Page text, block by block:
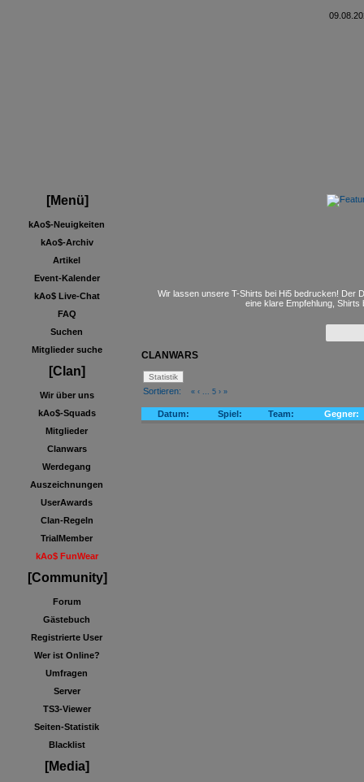
[Menü]
kAo$-Neuigkeiten
kAo$-Archiv
Artikel
Event-Kalender
kAo$ Live-Chat
FAQ
Suchen
Mitglieder suche
[Clan]
Wir über uns
kAo$-Squads
Mitglieder
Clanwars
Werdegang
Auszeichnungen
UserAwards
Clan-Regeln
TrialMember
kAo$ FunWear
[Community]
Forum
Gästebuch
Registrierte User
Wer ist Online?
Umfragen
Server
TS3-Viewer
Seiten-Statistik
Blacklist
[Media]
Wir lassen unsere T-Shirts bei Hi5 bedrucken! Der
eine klare Empfehlung,
CLANWARS
Sortieren: « ‹ 5 › »
Datum: Spiel: Team: Gegner: